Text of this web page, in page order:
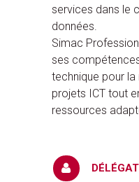
services dans le
données.
Simac
ses
technique pour
projets ICT tout
ressources